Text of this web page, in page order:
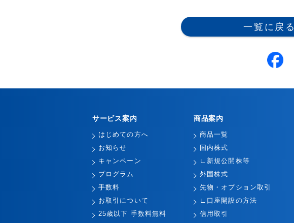
一覧に戻る
サービス案内
はじめての方へ
お知らせ
キャンペーン
プログラム
手数料
お取引について
25歳以下 手数料無料
商品案内
商品一覧
国内株式
∟新規公開株等
外国株式
先物・オプション取引
∟口座開設の方法
信用取引